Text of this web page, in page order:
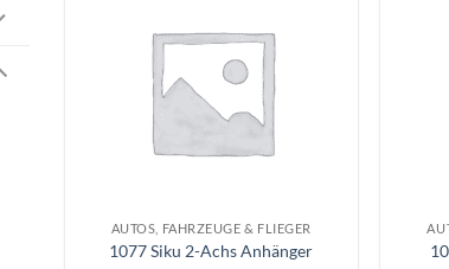
AUTOS, FAHRZEUGE & FLIEGER
1077 Siku 2-Achs Anhänger